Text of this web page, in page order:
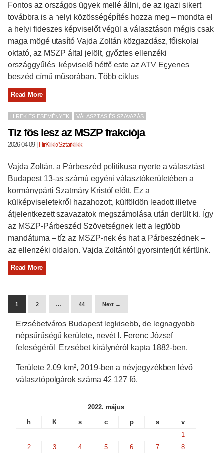
Fontos az országos ügyek mellé állni, de az igazi sikert
továbbra is a helyi közösségépítés hozza meg – mondta el
a helyi fideszes képviselőt végül a választáson mégis csak
maga mögé utasító Vajda Zoltán közgazdász, főiskolai
oktató, az MSZP által jelölt, győztes ellenzéki
országgyűlési képviselő hétfő este az ATV Egyenes
beszéd című műsorában. Több ciklus
Read More
HÍREK ÉS ESEMÉNYEK VÁLASZTÁS ÉS SZAVAZÁS
Tíz fős lesz az MSZP frakciója
2026-04-09| HirKlikk/Sztarklikk
Vajda Zoltán, a Párbeszéd politikusa nyerte a választást
Budapest 13-as számú egyéni választókerületében a
kormánypárti Szatmáry Kristóf előtt. Ez a
külképviseletekről hazahozott, külföldön leadott illetve
átjelentkezett szavazatok megszámolása után derült ki. Így
az MSZP-Párbeszéd Szövetségnek lett a legtöbb
mandátuma – tíz az MSZP-nek és hat a Párbeszédnek –
az ellenzéki oldalon. Vajda Zoltántól gyorsinterjút kértünk.
Read More
1 2 … 44 Next →
Erzsébetváros Budapest legkisebb, de legnagyobb
népsűrűségű kerülete, nevét I. Ferenc József
feleségéről, Erzsébet királynéról kapta 1882-ben.
Területe 2,09 km², 2019-ben a névjegyzékben lévő
választópolgárok száma 42 127 fő.
2022. május
h
K s c p s
v
1
2
3 4 5 6 7
8